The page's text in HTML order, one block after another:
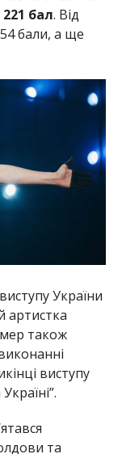
бал. Від
бали, а ще
України
артистка
також
виступу
та